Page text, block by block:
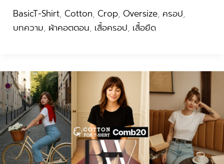
BasicT-Shirt, Cotton, Crop, Oversize, ครอป,
บทความ, ผ้าคอตตอน, เสื้อครอป, เสื้อยืด
Comb20
ผ้า
อยู่
ทรง
ตัว
จริง